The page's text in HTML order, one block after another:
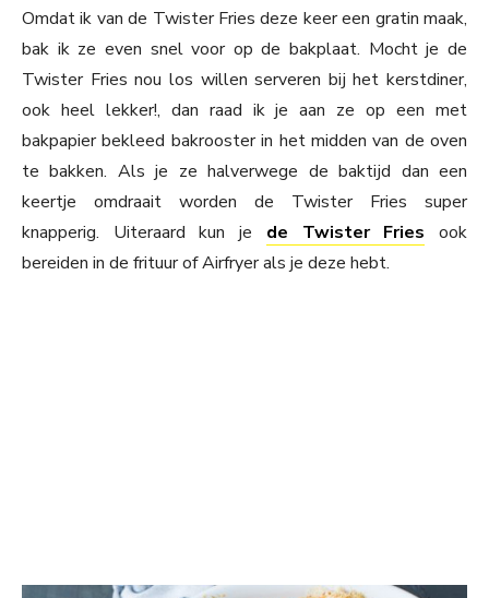
Omdat ik van de Twister Fries deze keer een gratin maak,
bak ik ze even snel voor op de bakplaat. Mocht je de
Twister Fries nou los willen serveren bij het kerstdiner,
ook heel lekker!, dan raad ik je aan ze op een met
bakpapier bekleed bakrooster in het midden van de oven
te bakken. Als je ze halverwege de baktijd dan een
keertje omdraait worden de Twister Fries super
knapperig. Uiteraard kun je de Twister Fries ook
bereiden in de frituur of Airfryer als je deze hebt.